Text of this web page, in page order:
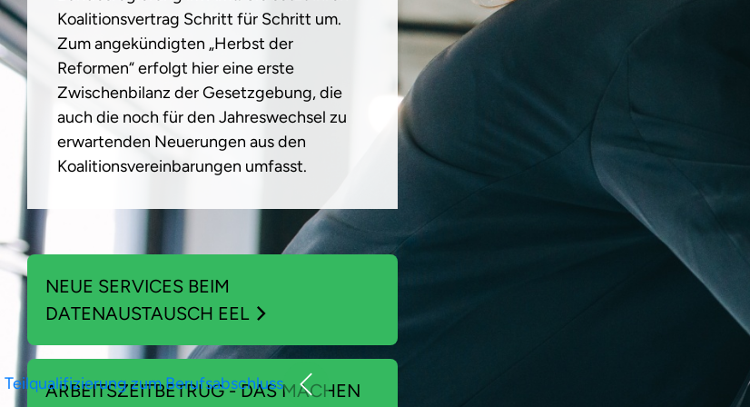
Koalitionsvertrag Schritt für Schritt um.
Zum angekündigten „Herbst der
Reformen“ erfolgt hier eine erste
Zwischenbilanz der Gesetzgebung, die
auch die noch für den Jahreswechsel zu
erwartenden Neuerungen aus den
Koalitionsvereinbarungen umfasst.
NEUE SERVICES BEIM
DATENAUSTAUSCH EEL
ARBEITSZEITBETRUG - DAS MACHEN
Teilqualifizierung zum Berufsabschluss